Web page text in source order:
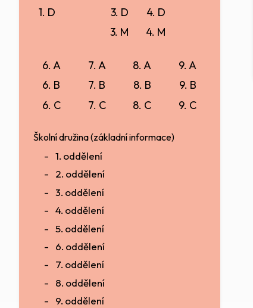
1. D
3. D
3. M
4. D
4. M
6. A
6. B
6. C
7. A
7. B
7. C
8. A
8. B
8. C
9. A
9. B
9. C
Školní družina (základní informace)
1. oddělení
2. oddělení
3. oddělení
4. oddělení
5. oddělení
6. oddělení
7. oddělení
8. oddělení
9. oddělení